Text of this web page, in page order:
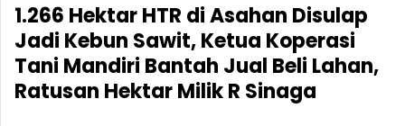
1.266 Hektar HTR di Asahan Disulap
Jadi Kebun Sawit, Ketua Koperasi
Tani Mandiri Bantah Jual Beli Lahan,
Ratusan Hektar Milik R Sinaga